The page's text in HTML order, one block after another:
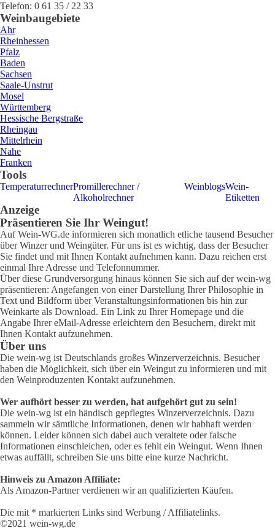
Telefon: 0 61 35 / 22 33
Weinbaugebiete
Ahr
Rheinhessen
Pfalz
Baden
Sachsen
Saale-Unstrut
Mosel
Württemberg
Hessische Bergstraße
Rheingau
Mittelrhein
Nahe
Franken
Tools
TemperaturrechnerPromillerechner /
Alkoholrechner
WeinblogsWein-
Etiketten
Anzeige
Präsentieren Sie Ihr Weingut!
Auf Wein-WG.de informieren sich monatlich etliche tausend Besucher
über Winzer und Weingüter. Für uns ist es wichtig, dass der Besucher
Sie findet und mit Ihnen Kontakt aufnehmen kann. Dazu reichen erst
einmal Ihre Adresse und Telefonnummer.
Über diese Grundversorgung hinaus können Sie sich auf der wein-wg
präsentieren: Angefangen von einer Darstellung Ihrer Philosophie in
Text und Bildform über Veranstaltungsinformationen bis hin zur
Weinkarte als Download. Ein Link zu Ihrer Homepage und die
Angabe Ihrer eMail-Adresse erleichtern den Besuchern, direkt mit
Ihnen Kontakt aufzunehmen.
Über uns
Die wein-wg ist Deutschlands großes Winzerverzeichnis. Besucher
haben die Möglichkeit, sich über ein Weingut zu informieren und mit
den Weinproduzenten Kontakt aufzunehmen.
Wer aufhört besser zu werden, hat aufgehört gut zu sein!
Die wein-wg ist ein händisch gepflegtes Winzerverzeichnis. Dazu
sammeln wir sämtliche Informationen, denen wir habhaft werden
können. Leider können sich dabei auch veraltete oder falsche
Informationen einschleichen, oder es fehlt ein Weingut. Wenn Ihnen
etwas auffällt, schreiben Sie uns bitte eine kurze Nachricht.
Hinweis zu Amazon Affiliate:
Als Amazon-Partner verdienen wir an qualifizierten Käufen.
Die mit * markierten Links sind Werbung / Affiliatelinks.
©2021 wein-wg.de